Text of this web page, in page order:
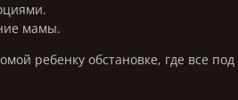
мамы.
ребенку обстановке, где все под